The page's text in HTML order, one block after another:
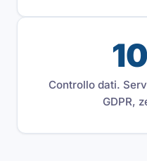
Controllo dati.
GDPR,